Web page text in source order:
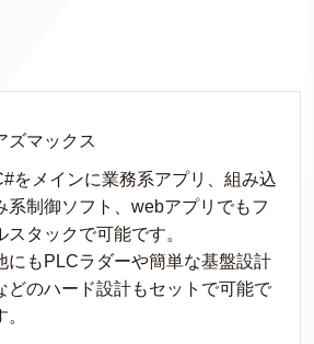
ズマックス
をメインに業務系アプリ、組み込
系制御ソフト、webアプリでもフ
スタックで可能です。
にもPLCラダーや簡単な基盤設計
どのハード設計もセットで可能で
。